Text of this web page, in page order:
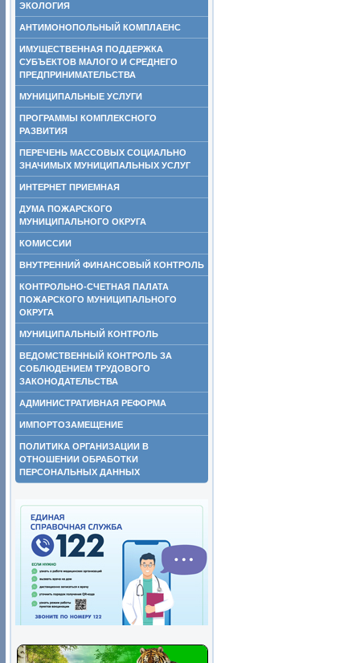
ЭКОЛОГИЯ
АНТИМОНОПОЛЬНЫЙ КОМПЛАЕНС
ИМУЩЕСТВЕННАЯ ПОДДЕРЖКА
СУБЪЕКТОВ МАЛОГО И СРЕДНЕГО
ПРЕДПРИНИМАТЕЛЬСТВА
МУНИЦИПАЛЬНЫЕ УСЛУГИ
ПРОГРАММЫ КОМПЛЕКСНОГО
РАЗВИТИЯ
ПЕРЕЧЕНЬ МАССОВЫХ СОЦИАЛЬНО
ЗНАЧИМЫХ МУНИЦИПАЛЬНЫХ УСЛУГ
ИНТЕРНЕТ ПРИЕМНАЯ
ДУМА ПОЖАРСКОГО
МУНИЦИПАЛЬНОГО ОКРУГА
КОМИССИИ
ВНУТРЕННИЙ ФИНАНСОВЫЙ КОНТРОЛЬ
КОНТРОЛЬНО-СЧЕТНАЯ ПАЛАТА
ПОЖАРСКОГО МУНИЦИПАЛЬНОГО
ОКРУГА
МУНИЦИПАЛЬНЫЙ КОНТРОЛЬ
ВЕДОМСТВЕННЫЙ КОНТРОЛЬ ЗА
СОБЛЮДЕНИЕМ ТРУДОВОГО
ЗАКОНОДАТЕЛЬСТВА
АДМИНИСТРАТИВНАЯ РЕФОРМА
ИМПОРТОЗАМЕЩЕНИЕ
ПОЛИТИКА ОРГАНИЗАЦИИ В
ОТНОШЕНИИ ОБРАБОТКИ
ПЕРСОНАЛЬНЫХ ДАННЫХ